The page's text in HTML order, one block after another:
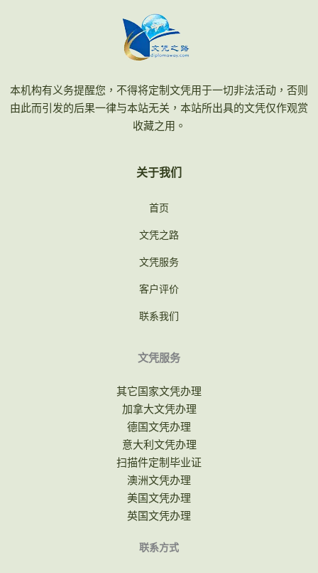
本机构有义务提醒您，不得将定制文凭用于一切非法活动，否则
由此而引发的后果一律与本站无关，本站所出具的文凭仅作观赏
收藏之用。
关于我们
首页
文凭之路
文凭服务
客户评价
联系我们
文凭服务
其它国家文凭办理
加拿大文凭办理
德国文凭办理
意大利文凭办理
扫描件定制毕业证
澳洲文凭办理
美国文凭办理
英国文凭办理
联系方式